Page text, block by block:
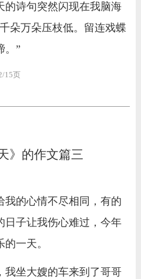
的诗句突然闪现在我脑海
朵万朵压枝低。留连戏蝶
。”
15页
》的作文篇三
我的心情不尽相同，有的
日子让我伤心难过，今年
一天。
我坐大嫂的车来到了哥哥